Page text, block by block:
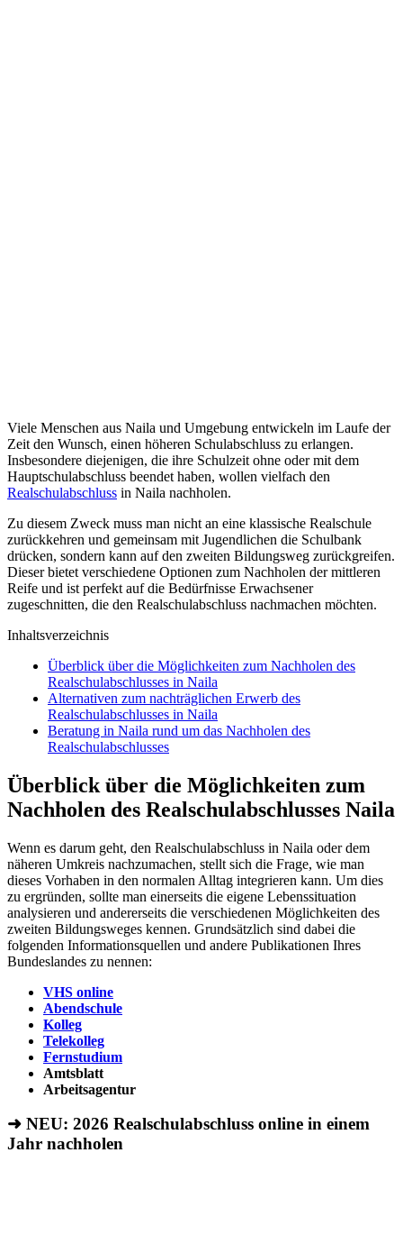
Viele Menschen aus Naila und Umgebung entwickeln im Laufe der
Zeit den Wunsch, einen höheren Schulabschluss zu erlangen.
Insbesondere diejenigen, die ihre Schulzeit ohne oder mit dem
Hauptschulabschluss beendet haben, wollen vielfach den
Realschulabschluss in Naila nachholen.
Zu diesem Zweck muss man nicht an eine klassische Realschule
zurückkehren und gemeinsam mit Jugendlichen die Schulbank
drücken, sondern kann auf den zweiten Bildungsweg zurückgreifen.
Dieser bietet verschiedene Optionen zum Nachholen der mittleren
Reife und ist perfekt auf die Bedürfnisse Erwachsener
zugeschnitten, die den Realschulabschluss nachmachen möchten.
Inhaltsverzeichnis
Überblick über die Möglichkeiten zum Nachholen des
Realschulabschlusses in Naila
Alternativen zum nachträglichen Erwerb des
Realschulabschlusses in Naila
Beratung in Naila rund um das Nachholen des
Realschulabschlusses
Überblick über die Möglichkeiten zum
Nachholen des Realschulabschlusses Naila
Wenn es darum geht, den Realschulabschluss in Naila oder dem
näheren Umkreis nachzumachen, stellt sich die Frage, wie man
dieses Vorhaben in den normalen Alltag integrieren kann. Um dies
zu ergründen, sollte man einerseits die eigene Lebenssituation
analysieren und andererseits die verschiedenen Möglichkeiten des
zweiten Bildungsweges kennen. Grundsätzlich sind dabei die
folgenden Informationsquellen und andere Publikationen Ihres
Bundeslandes zu nennen:
VHS online
Abendschule
Kolleg
Telekolleg
Fernstudium
Amtsblatt
Arbeitsagentur
➜ NEU: 2026 Realschulabschluss online in einem
Jahr nachholen